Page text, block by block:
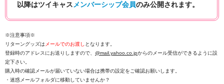
以降はツイキャス メンバーシップ会員のみ公開されます。
※注意事項※
リターングッズは メールでのお渡し となります。
登録時のアドレスにお送りしますので、 @mail.yahoo.co.jpからのメール受信ができるように設
定下さい。
購入時の確認メールが届いていない場合は携帯の設定をご確認お願いします。
・迷惑メールフォルダに移動していませんか？